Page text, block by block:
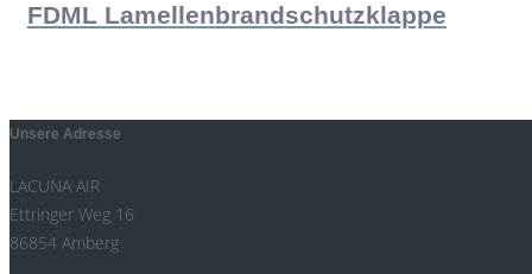
FDML Lamellenbrandschutzklappe
Unsere Adresse
LACUNA AIR
Ettringer Weg 16
86854 Amberg